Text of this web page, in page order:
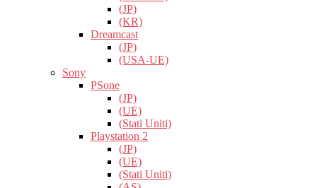
(JP)
(KR)
Dreamcast
(JP)
(USA-UE)
Sony
PSone
(JP)
(UE)
(Stati Uniti)
Playstation 2
(JP)
(UE)
(Stati Uniti)